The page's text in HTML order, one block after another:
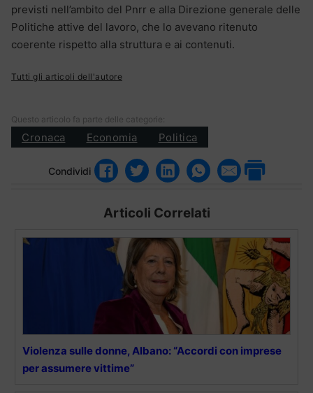
previsti nell’ambito del Pnrr e alla Direzione generale delle
Politiche attive del lavoro, che lo avevano ritenuto
coerente rispetto alla struttura e ai contenuti.
Tutti gli articoli dell'autore
Questo articolo fa parte delle categorie:
Cronaca Economia Politica
Condividi
Articoli Correlati
Violenza sulle donne, Albano: “Accordi con imprese
per assumere vittime”